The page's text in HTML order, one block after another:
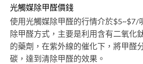
光觸媒除甲醛價錢
使用光觸媒除甲醛的行情介於$5~$7/
除甲醛方式，主要是利用含有二氧化
的藥劑，在紫外線的催化下，將甲醛
碳，達到清除甲醛的效果。